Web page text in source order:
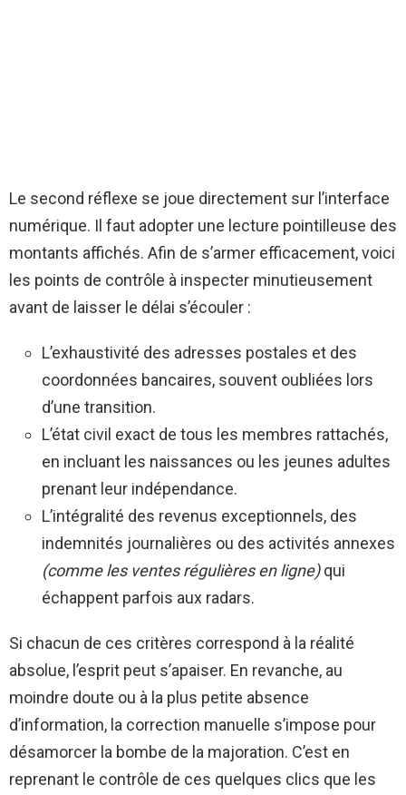
Le second réflexe se joue directement sur l’interface
numérique. Il faut adopter une lecture pointilleuse des
montants affichés. Afin de s’armer efficacement, voici
les points de contrôle à inspecter minutieusement
avant de laisser le délai s’écouler :
L’exhaustivité des adresses postales et des
coordonnées bancaires, souvent oubliées lors
d’une transition.
L’état civil exact de tous les membres rattachés,
en incluant les naissances ou les jeunes adultes
prenant leur indépendance.
L’intégralité des revenus exceptionnels, des
indemnités journalières ou des activités annexes
(comme les ventes régulières en ligne)qui
échappent parfois aux radars.
Si chacun de ces critères correspond à la réalité
absolue, l’esprit peut s’apaiser. En revanche, au
moindre doute ou à la plus petite absence
d’information, la correction manuelle s’impose pour
désamorcer la bombe de la majoration. C’est en
reprenant le contrôle de ces quelques clics que les